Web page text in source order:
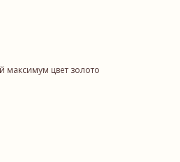
цвет золото